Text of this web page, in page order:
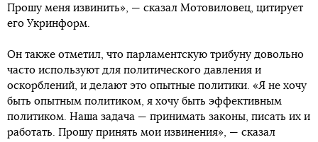
Прошу меня извинить», — сказал Мотовиловец, цитирует
его Укринформ.
Он также отметил, что парламентскую трибуну довольно
часто используют для политического давления и
оскорблений, и делают это опытные политики. «Я не хочу
быть опытным политиком, я хочу быть эффективным
политиком. Наша задача — принимать законы, писать их и
работать. Прошу принять мои извинения», — сказал